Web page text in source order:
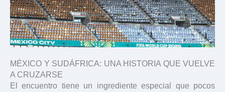
MÉXICO Y SUDÁFRICA: UNA HISTORIA QUE VUELVE
A CRUZARSE
El encuentro tiene un ingrediente especial que pocos